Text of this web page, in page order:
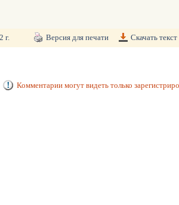
г. Версия для печати Скачать текст
Комментарии могут видеть только